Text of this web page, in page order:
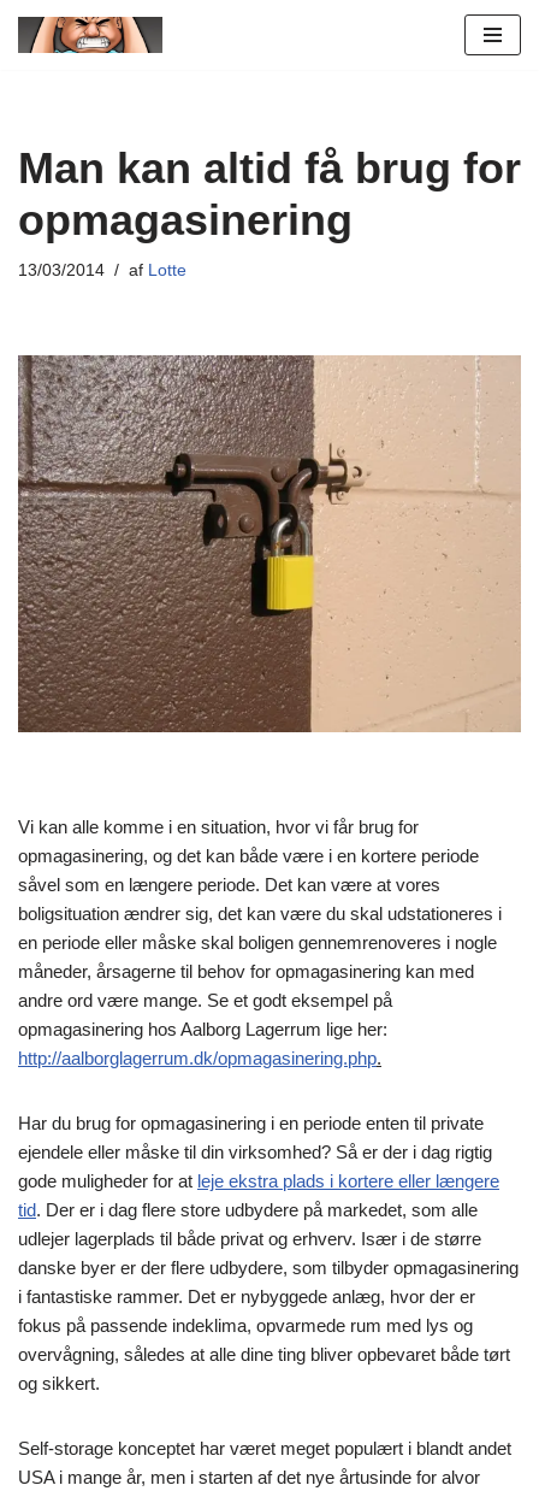
Man kan altid få brug for
opmagasinering
13/03/2014 af Lotte
Vi kan alle komme i en situation, hvor vi får brug for
opmagasinering, og det kan både være i en kortere periode
såvel som en længere periode. Det kan være at vores
boligsituation ændrer sig, det kan være du skal udstationeres i
en periode eller måske skal boligen gennemrenoveres i nogle
måneder, årsagerne til behov for opmagasinering kan med
andre ord være mange. Se et godt eksempel på
opmagasinering hos Aalborg Lagerrum lige her:
http://aalborglagerrum.dk/opmagasinering.php.
Har du brug for opmagasinering i en periode enten til private
ejendele eller måske til din virksomhed? Så er der i dag rigtig
gode muligheder for at leje ekstra plads i kortere eller længere
tid. Der er i dag flere store udbydere på markedet, som alle
udlejer lagerplads til både privat og erhverv. Især i de større
danske byer er der flere udbydere, som tilbyder opmagasinering
i fantastiske rammer. Det er nybyggede anlæg, hvor der er
fokus på passende indeklima, opvarmede rum med lys og
overvågning, således at alle dine ting bliver opbevaret både tørt
og sikkert.
Self-storage konceptet har været meget populært i blandt andet
USA i mange år, men i starten af det nye årtusinde for alvor